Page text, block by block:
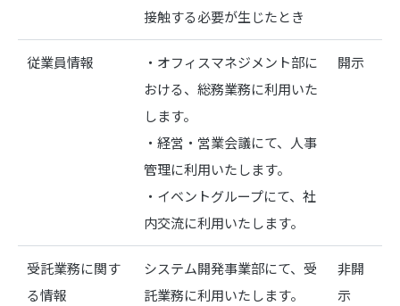
接触する必要が生じたとき
従業員情報
・オフィスマネジメント部に
おける、総務業務に利用いた
します。
・経営・営業会議にて、人事
管理に利用いたします。
・イベントグループにて、社
内交流に利用いたします。
開示
受託業務に関す
る情報
システム開発事業部にて、受
託業務に利用いたします。
非開
示